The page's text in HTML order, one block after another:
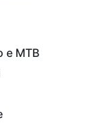
e MTB